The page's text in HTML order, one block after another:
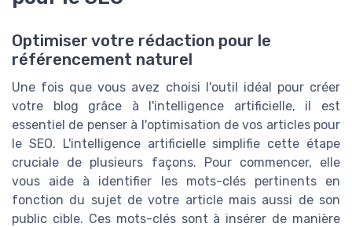
Optimiser votre rédaction pour le
référencement naturel
Une fois que vous avez choisi l'outil idéal pour créer
votre blog grâce à l'intelligence artificielle, il est
essentiel de penser à l'optimisation de vos articles pour
le SEO. L'intelligence artificielle simplifie cette étape
cruciale de plusieurs façons. Pour commencer, elle
vous aide à identifier les mots-clés pertinents en
fonction du sujet de votre article mais aussi de son
public cible. Ces mots-clés sont à insérer de manière